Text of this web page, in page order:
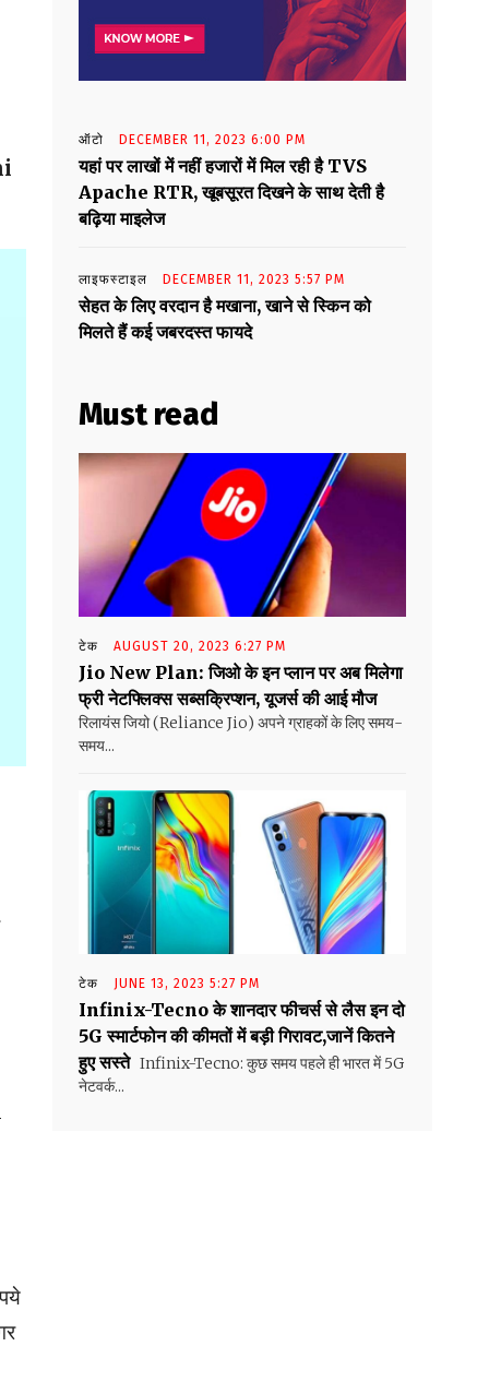
ऑटो DECEMBER 11, 2023 6:00 PM
यहां पर लाखों में नहीं हजारों में मिल रही है TVS
Apache RTR, खूबसूरत दिखने के साथ देती है
बढ़िया माइलेज
लाइफस्टाइल DECEMBER 11, 2023 5:57 PM
सेहत के लिए वरदान है मखाना, खाने से स्किन को
मिलते हैं कई जबरदस्त फायदे
Must read
टेक AUGUST 20, 2023 6:27 PM
Jio New Plan: जिओ के इन प्लान पर अब मिलेगा
फ्री नेटफ्लिक्स सब्सक्रिप्शन, यूजर्स की आई मौज
रिलायंस जियो (Reliance Jio) अपने ग्राहकों के लिए समय-
समय...
टेक JUNE 13, 2023 5:27 PM
Infinix-Tecno के शानदार फीचर्स से लैस इन दो
5G स्मार्टफोन की कीमतों में बड़ी गिरावट,जानें कितने
हुए सस्ते Infinix-Tecno: कुछ समय पहले ही भारत में 5G
नेटवर्क...